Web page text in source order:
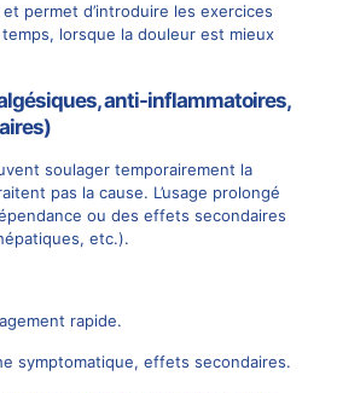
permet d’introduire les exercices
lorsque la douleur est mieux
anti-inflammatoires,
soulager temporairement la
pas la cause. L’usage prolongé
ou des effets secondaires
etc.).
rapide.
symptomatique, effets secondaires.